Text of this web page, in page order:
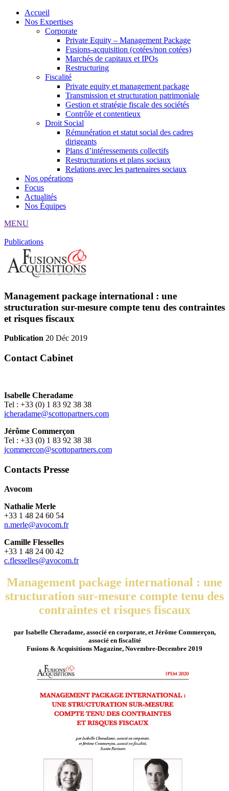
Accueil
Nos Expertises
Corporate
Private Equity – Management Package
Fusions-acquisition (cotées/non cotées)
Marchés de capitaux et IPOs
Restructuring
Fiscalité
Private equity et management package
Transmission et structuration patrimoniale
Gestion et stratégie fiscale des sociétés
Contrôle et contentieux
Droit Social
Rémunération et statut social des cadres
dirigeants
Plans d’intéressements collectifs
Restructurations et plans sociaux
Relations avec les partenaires sociaux
Nos opérations
Focus
Actualités
Nos Équipes
MENU
Publications
Management package international : une
structuration sur-mesure compte tenu des contraintes
et risques fiscaux
Publication 20 Déc 2019
Contact Cabinet
Isabelle Cheradame
Tel : +33 (0) 1 83 92 38 38
icheradame@scottopartners.com
Jérôme Commerçon
Tel : +33 (0) 1 83 92 38 38
jcommercon@scottopartners.com
Contacts Presse
Avocom
Nathalie Merle
+33 1 48 24 60 54
n.merle@avocom.fr
Camille Flesselles
+33 1 48 24 00 42
c.flesselles@avocom.fr
Management package international : une
structuration sur-mesure compte tenu des
contraintes et risques fiscaux
par Isabelle Cheradame, associé en corporate, et Jérôme Commerçon,
associé en fiscalité
Fusions & Acquisitions Magazine, Novembre-Decembre 2019